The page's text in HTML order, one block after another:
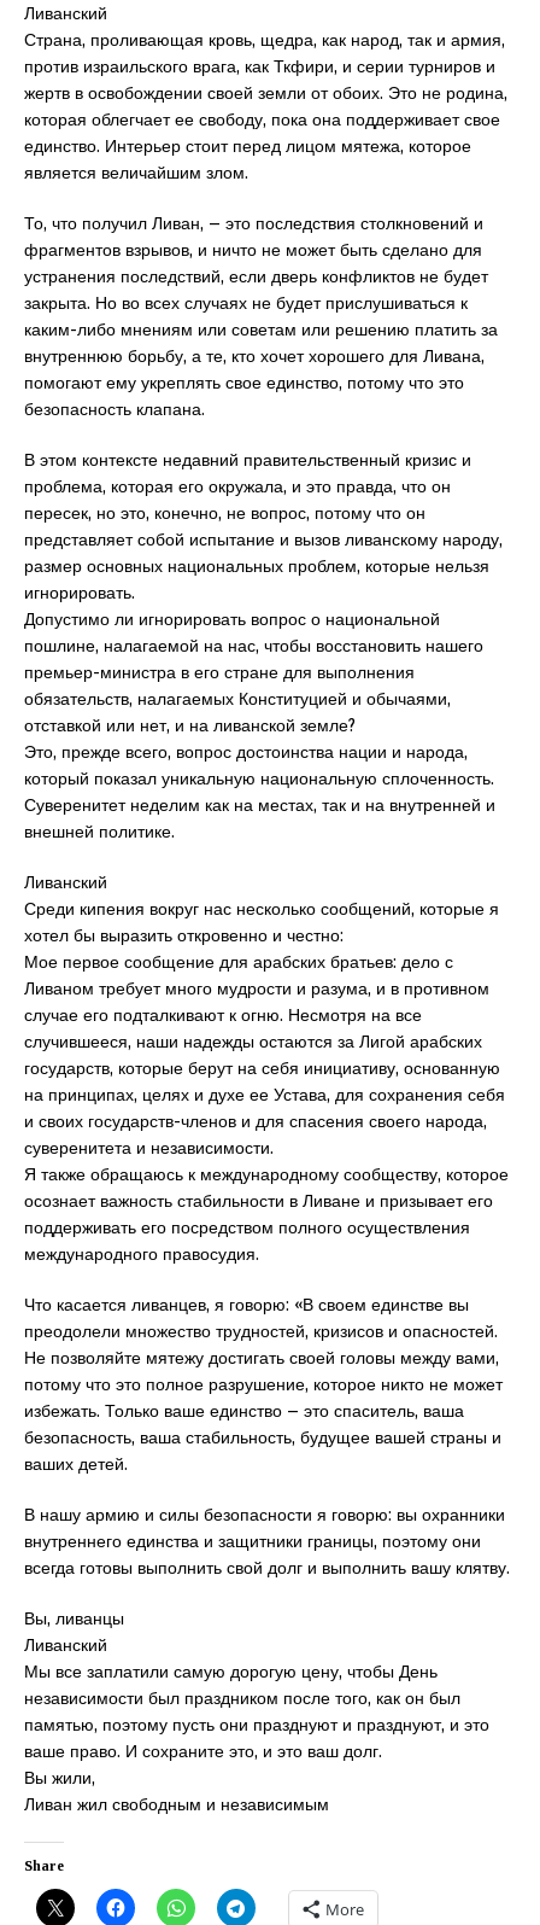
Ливанский
Страна, проливающая кровь, щедра, как народ, так и армия,
против израильского врага, как Ткфири, и серии турниров и
жертв в освобождении своей земли от обоих. Это не родина,
которая облегчает ее свободу, пока она поддерживает свое
единство. Интерьер стоит перед лицом мятежа, которое
является величайшим злом.
То, что получил Ливан, – это последствия столкновений и
фрагментов взрывов, и ничто не может быть сделано для
устранения последствий, если дверь конфликтов не будет
закрыта. Но во всех случаях не будет прислушиваться к
каким-либо мнениям или советам или решению платить за
внутреннюю борьбу, а те, кто хочет хорошего для Ливана,
помогают ему укреплять свое единство, потому что это
безопасность клапана.
В этом контексте недавний правительственный кризис и
проблема, которая его окружала, и это правда, что он
пересек, но это, конечно, не вопрос, потому что он
представляет собой испытание и вызов ливанскому народу,
размер основных национальных проблем, которые нельзя
игнорировать.
Допустимо ли игнорировать вопрос о национальной
пошлине, налагаемой на нас, чтобы восстановить нашего
премьер-министра в его стране для выполнения
обязательств, налагаемых Конституцией и обычаями,
отставкой или нет, и на ливанской земле?
Это, прежде всего, вопрос достоинства нации и народа,
который показал уникальную национальную сплоченность.
Суверенитет неделим как на местах, так и на внутренней и
внешней политике.
Ливанский
Среди кипения вокруг нас несколько сообщений, которые я
хотел бы выразить откровенно и честно:
Мое первое сообщение для арабских братьев: дело с
Ливаном требует много мудрости и разума, и в противном
случае его подталкивают к огню. Несмотря на все
случившееся, наши надежды остаются за Лигой арабских
государств, которые берут на себя инициативу, основанную
на принципах, целях и духе ее Устава, для сохранения себя
и своих государств-членов и для спасения своего народа,
суверенитета и независимости.
Я также обращаюсь к международному сообществу, которое
осознает важность стабильности в Ливане и призывает его
поддерживать его посредством полного осуществления
международного правосудия.
Что касается ливанцев, я говорю: «В своем единстве вы
преодолели множество трудностей, кризисов и опасностей.
Не позволяйте мятежу достигать своей головы между вами,
потому что это полное разрушение, которое никто не может
избежать. Только ваше единство – это спаситель, ваша
безопасность, ваша стабильность, будущее вашей страны и
ваших детей.
В нашу армию и силы безопасности я говорю: вы охранники
внутреннего единства и защитники границы, поэтому они
всегда готовы выполнить свой долг и выполнить вашу клятву.
Вы, ливанцы
Ливанский
Мы все заплатили самую дорогую цену, чтобы День
независимости был праздником после того, как он был
памятью, поэтому пусть они празднуют и празднуют, и это
ваше право. И сохраните это, и это ваш долг.
Вы жили,
Ливан жил свободным и независимым
Share
More